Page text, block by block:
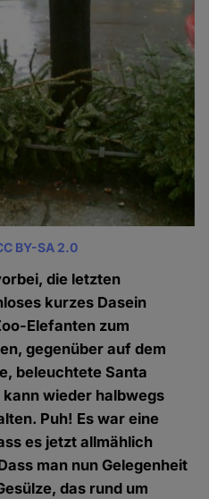
BY-SA 2.0
die letzten
kurzes Dasein
Elefanten zum
gegenüber auf dem
beleuchtete Santa
wieder halbwegs
Puh! Es war eine
es jetzt allmählich
man nun Gelegenheit
das rund um